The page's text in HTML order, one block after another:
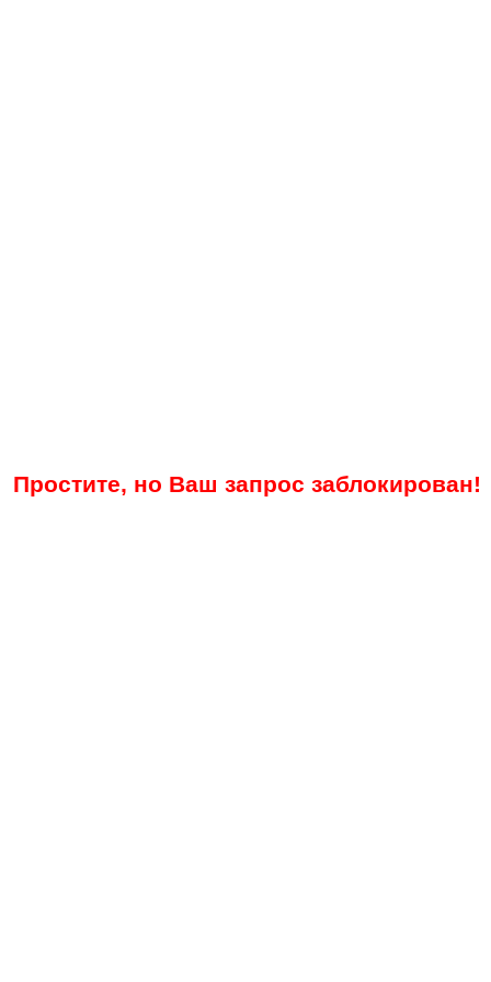
Простите, но Ваш запрос заблокирован!